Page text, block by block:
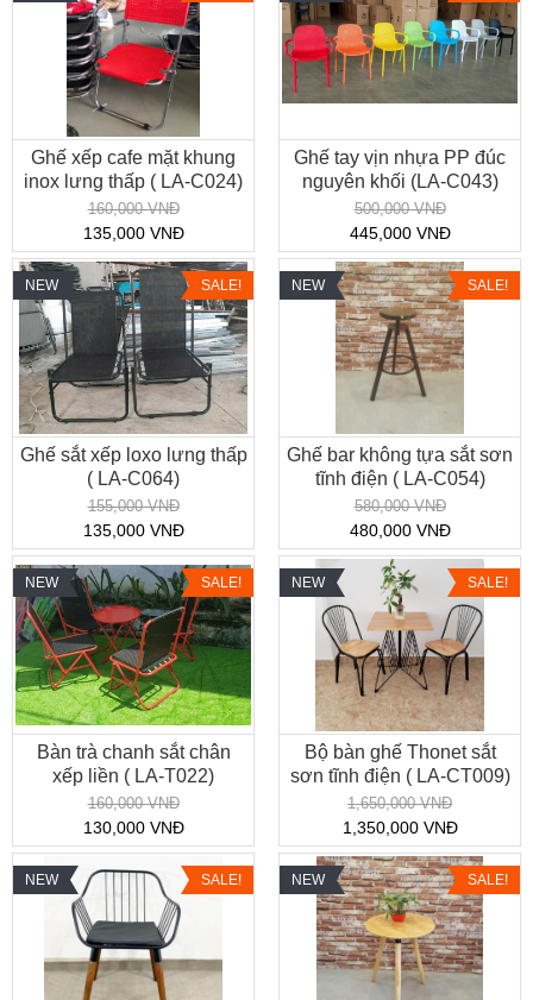
Ghế xếp cafe mặt khung
inox lưng thấp ( LA-C024)
160,000 VNĐ
135,000 VNĐ
Ghế tay vịn nhựa PP đúc
nguyên khối (LA-C043)
500,000 VNĐ
445,000 VNĐ
NEW SALE!
Ghế sắt xếp loxo lưng thấp
( LA-C064)
155,000 VNĐ
135,000 VNĐ
NEW SALE!
Ghế bar không tựa sắt sơn
tĩnh điện ( LA-C054)
580,000 VNĐ
480,000 VNĐ
NEW SALE!
Bàn trà chanh sắt chân
xếp liền ( LA-T022)
160,000 VNĐ
130,000 VNĐ
NEW SALE!
Bộ bàn ghế Thonet sắt
sơn tĩnh điện ( LA-CT009)
1,650,000 VNĐ
1,350,000 VNĐ
NEW SALE! NEW SALE!